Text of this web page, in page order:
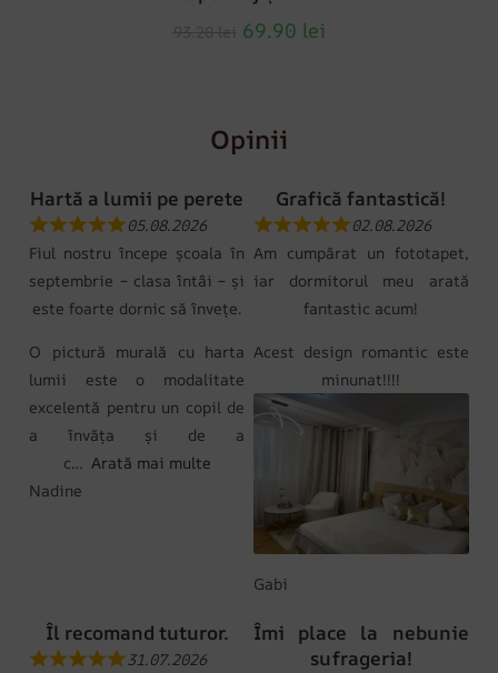
69.90 lei
Opinii
Hartă a lumii pe perete
05.08.2026
Fiul nostru începe școala în
septembrie – clasa întâi – și
este foarte dornic să învețe.
O pictură murală cu harta
lumii este o modalitate
excelentă pentru un copil de
a învăța și de a
c
Arată mai multe
Nadine
Grafică fantastică!
02.08.2026
Am cumpărat un fototapet,
iar dormitorul meu arată
fantastic acum!
Acest design romantic este
minunat!!!!
Gabi
Îl recomand tuturor.
31.07.2026
Îmi place la nebunie
sufrageria!